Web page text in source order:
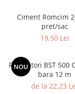
Accesorii pentru
Accesorii pentru vata
Polistiren
Vata bazaltica
Vata minerala
Ciment Romcim
pret/sac
19,50 Lei
NOU
Fier beton BST 500
bara 12 m
de la 22,23